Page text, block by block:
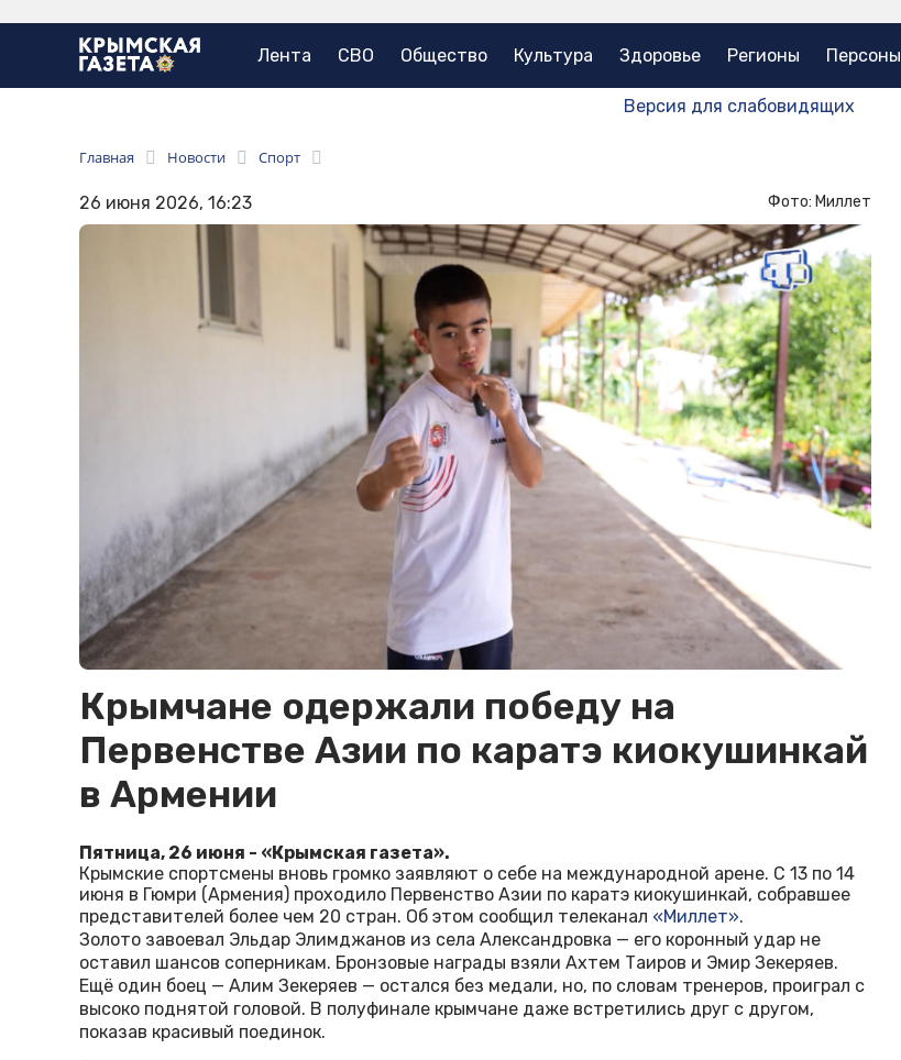
Лента СВО Общество Культура Здоровье Регионы Персоны
Версия для слабовидящих
Главная Новости Спорт
26 июня 2026, 16:23 Фото: Миллет
Крымчане одержали победу на
Первенстве Азии по каратэ киокушинкай
в Армении
Пятница, 26 июня - «Крымская газета».
Крымские спортсмены вновь громко заявляют о себе на международной арене. С 13 по 14
июня в Гюмри (Армения) проходило Первенство Азии по каратэ киокушинкай, собравшее
представителей более чем 20 стран. Об этом сообщил телеканал «Миллет».
Золото завоевал Эльдар Элимджанов из села Александровка — его коронный удар не
оставил шансов соперникам. Бронзовые награды взяли Ахтем Таиров и Эмир Зекеряев.
Ещё один боец — Алим Зекеряев — остался без медали, но, по словам тренеров, проиграл с
высоко поднятой головой. В полуфинале крымчане даже встретились друг с другом,
показав красивый поединок.